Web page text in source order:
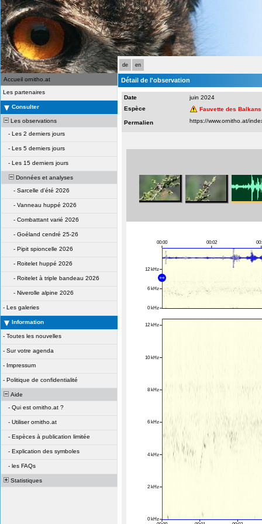
de en
Accueil ornitho.at
Les partenaires
Consulter
Les observations
- Les 2 derniers jours
- Les 5 derniers jours
- Les 15 derniers jours
Données et analyses
- Sarcelle d'été 2026
- Vanneau huppé 2026
- Combattant varié 2026
- Goéland cendré 25-26
- Pipit spioncelle 2026
- Roitelet huppé 2026
- Roitelet à triple bandeau 2026
- Niverolle alpine 2026
- Les galeries
Information
- Toutes les nouvelles
- Sur votre agenda
- Impressum
- Politique de confidentialité
Aide
- Qui est ornitho.at ?
- Utiliser ornitho.at
- Espèces à publication limitée
- Explication des symboles
- les FAQs
Statistiques
Détail de l'observation
Date
juin 2024
Espèce
Fauvette des Balkans
Permalien